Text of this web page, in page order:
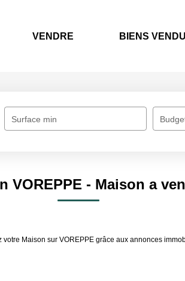
VENDRE BIENS
Surface min
VOREPPE - Maison a
Maison sur VOREPPE grâce aux annonces